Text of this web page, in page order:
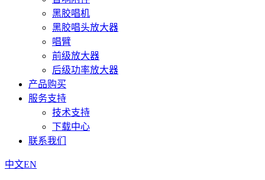
黑胶唱机
黑胶唱头放大器
唱臂
前级放大器
后级功率放大器
产品购买
服务支持
技术支持
下载中心
联系我们
中文EN